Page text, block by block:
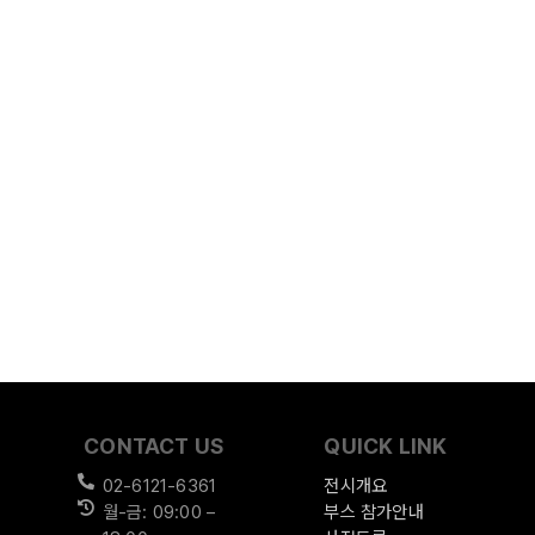
CONTACT US
02-6121-6361
월-금: 09:00 –
QUICK LINK
전시개요
부스 참가안내